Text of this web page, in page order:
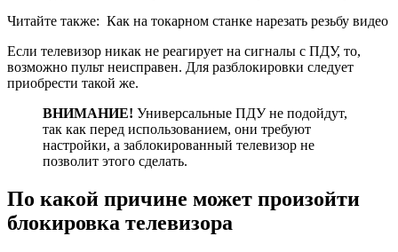
Читайте также: Как на токарном станке нарезать резьбу видео
Если телевизор никак не реагирует на сигналы с ПДУ, то,
возможно пульт неисправен. Для разблокировки следует
приобрести такой же.
ВНИМАНИЕ! Универсальные ПДУ не подойдут,
так как перед использованием, они требуют
настройки, а заблокированный телевизор не
позволит этого сделать.
По какой причине может произойти
блокировка телевизора